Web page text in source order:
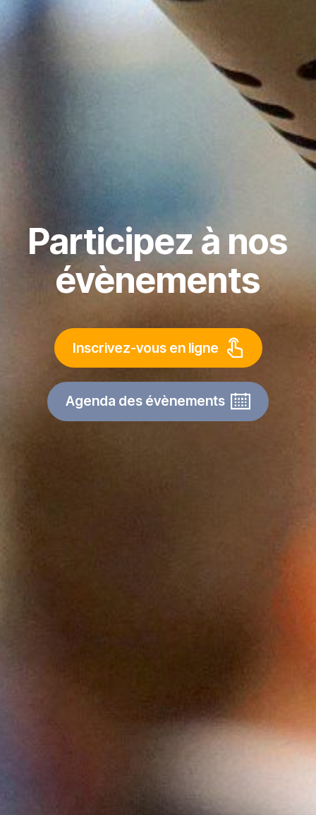
Participez à nos
évènements
Inscrivez-vous en ligne
Agenda des évènements